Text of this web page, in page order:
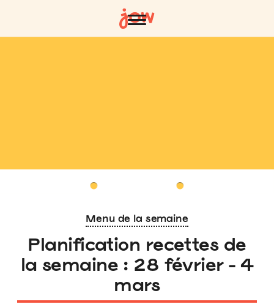
Menu de la semaine
Planification recettes de
la semaine : 28 février - 4
mars